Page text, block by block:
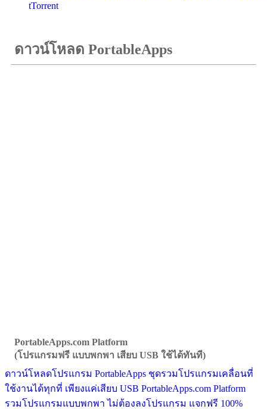
tTorrent
ดาวน์โหลด PortableApps
PortableApps.com Platform
(โปรแกรมฟรี แบบพกพา เสียบ USB ใช้ได้ทันที)
ดาวน์โหลดโปรแกรม PortableApps ชุดรวมโปรแกรมเคลื่อนที่
ใช้งานได้ทุกที่ เพียงแค่เสียบ USB PortableApps.com Platform
รวมโปรแกรมแบบพกพา ไม่ต้องลงโปรแกรม แจกฟรี 100%